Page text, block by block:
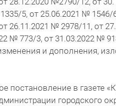
5, от 25.06.2021 № 1546/
26.11.2021 № 2978/11, от
№ 773/3, от 31.03.2022 №
и дополнения,
постановление в газете
городского